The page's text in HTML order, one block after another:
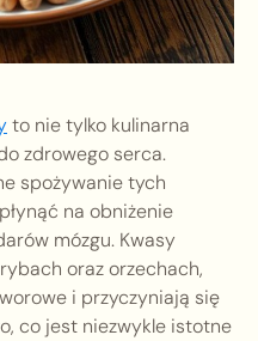
to nie tylko kulinarna
zdrowego serca.
spożywanie tych
na obniżenie
mózgu. Kwasy
oraz orzechach,
i przyczyniają się
co jest niezwykle istotne